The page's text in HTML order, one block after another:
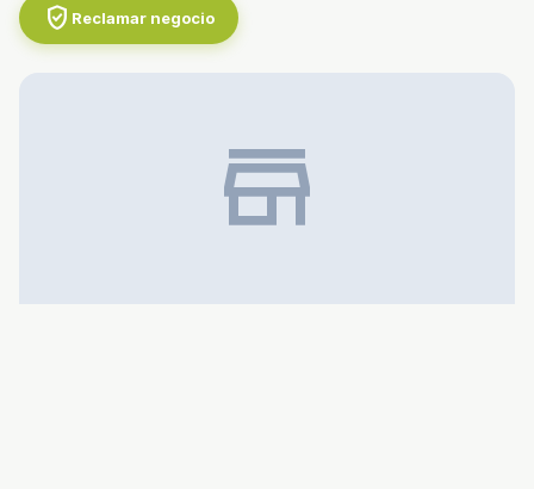
verified_user Reclamar negocio
store